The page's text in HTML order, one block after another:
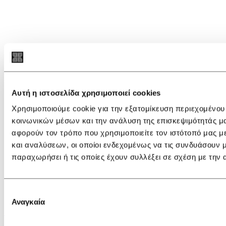
Αυτή η ιστοσελίδα χρησιμοποιεί cookies
Χρησιμοποιούμε cookie για την εξατομίκευση
κοινωνικών μέσων και την ανάλυση της επισκεψιμότητάς
αφορούν τον τρόπο που χρησιμοποιείτε τον ιστότοπό μας
και αναλύσεων, οι οποίοι ενδεχομένως να τις συνδυάσουν
παραχωρήσει ή τις οποίες έχουν συλλέξει σε σχέση με
συγκατάθεσης
Αναγκαία